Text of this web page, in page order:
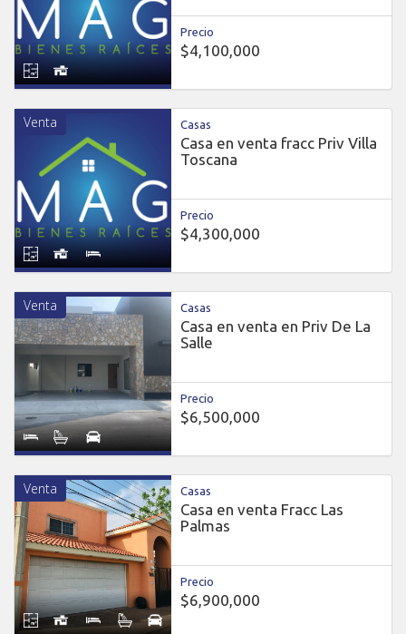
Precio
$4,100,000
Venta Casas
Casa en venta fracc Priv Villa
Toscana
Precio
$4,300,000
Venta Casas
casa en venta en Priv De La
Salle
Precio
$6,500,000
Venta Casas
Casa en venta Fracc Las
Palmas
Precio
$6,900,000